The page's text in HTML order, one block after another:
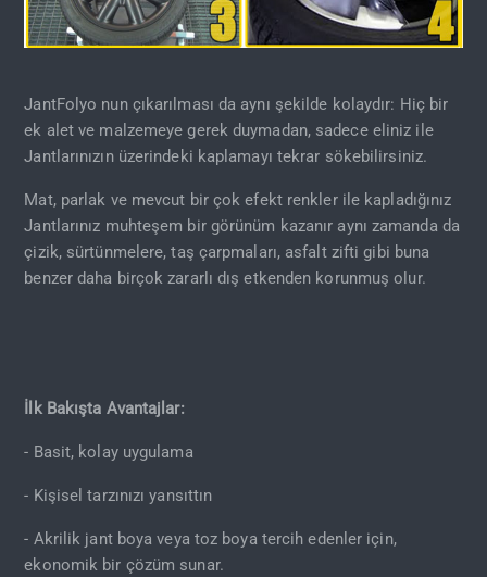
JantFolyo nun çıkarılması da aynı şekilde kolaydır: Hiç bir
ek alet ve malzemeye gerek duymadan, sadece eliniz ile
Jantlarınızın üzerindeki kaplamayı tekrar sökebilirsiniz.
Mat, parlak ve mevcut bir çok efekt renkler ile kapladığınız
Jantlarınız muhteşem bir görünüm kazanır aynı zamanda da
çizik, sürtünmelere, taş çarpmaları, asfalt zifti gibi buna
benzer daha birçok zararlı dış etkenden korunmuş olur.
İlk Bakışta Avantajlar:
- Basit, kolay uygulama
- Kişisel tarzınızı yansıttın
- Akrilik jant boya veya toz boya tercih edenler için,
ekonomik bir çözüm sunar.